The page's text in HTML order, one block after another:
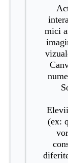
mici
(ex: